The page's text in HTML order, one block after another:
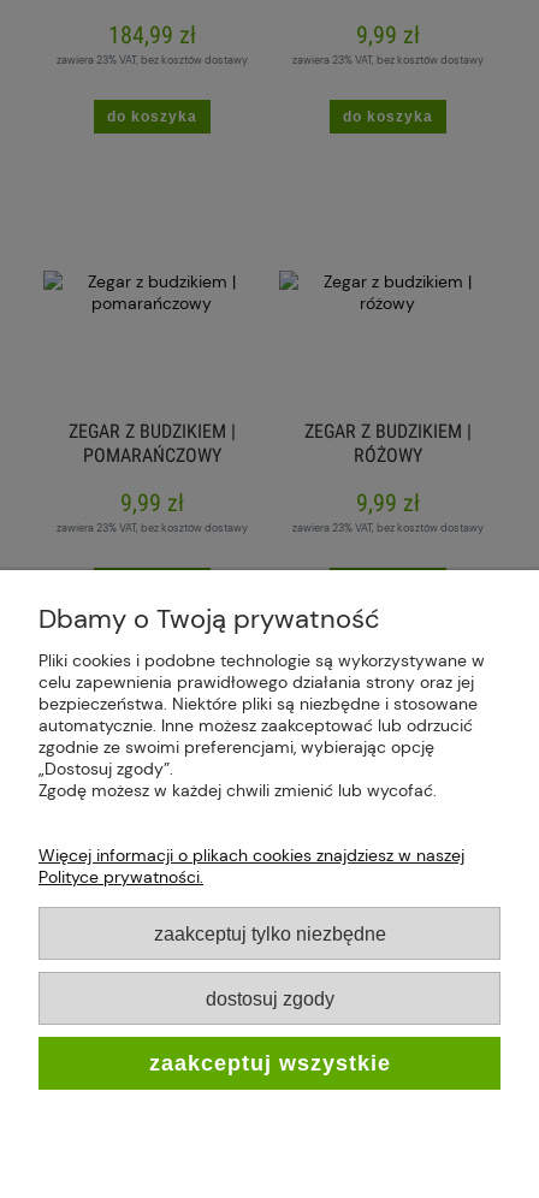
184,99 zł
zawiera 23% VAT, bez kosztów dostawy
do koszyka
9,99 zł
zawiera 23% VAT, bez kosztów dostawy
do koszyka
ZEGAR Z BUDZIKIEM |
POMARAŃCZOWY
9,99 zł
zawiera 23% VAT, bez kosztów dostawy
ZEGAR Z BUDZIKIEM |
RÓŻOWY
9,99 zł
zawiera 23% VAT, bez kosztów dostawy
Plus Market Sp. z o.o. | Zakręcie 2K, 22-300
Krasnystaw, woj. lubelskie | sklep@plus-market.pl
| tel: 607 770 953 | NIP: 5170405164
O FIRMIE
INFORMACJE
Dbamy o Twoją prywatność
Pliki cookies i podobne technologie są wykorzystywane w
celu zapewnienia prawidłowego działania strony oraz jej
bezpieczeństwa. Niektóre pliki są niezbędne i stosowane
automatycznie. Inne możesz zaakceptować lub odrzucić
zgodnie ze swoimi preferencjami, wybierając opcję
„Dostosuj zgody”.
Zgodę możesz w każdej chwili zmienić lub wycofać.
Więcej informacji o plikach cookies znajdziesz w naszej
Polityce prywatności.
zaakceptuj tylko niezbędne
dostosuj zgody
zaakceptuj wszystkie